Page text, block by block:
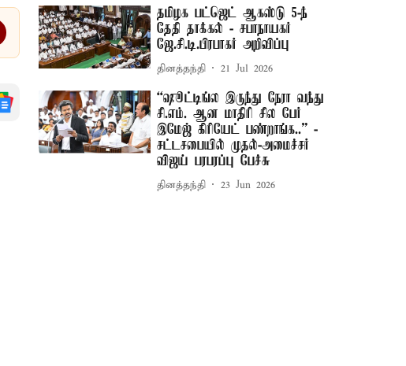
தமிழக பட்ஜெட் ஆகஸ்டு 5-ந்
தேதி தாக்கல் - சபாநாயகர்
ஜே.சி.டி.பிரபாகர் அறிவிப்பு
தினத்தந்தி 21 Jul 2026
“ஷூட்டிங்ல இருந்து நேரா வந்து
சி.எம். ஆன மாதிரி சில பேர்
இமேஜ் கிரியேட் பண்றாங்க..” -
சட்டசபையில் முதல்-அமைச்சர்
விஜய் பரபரப்பு பேச்சு
தினத்தந்தி 23 Jun 2026